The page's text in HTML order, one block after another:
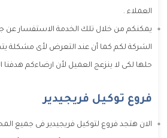
العملاء .
يمكنكم من خلال تلك الخدمة الاستفسار عن
الشركة لكم كما أن عند التعرض لأى مشكلة
حلها لكى لا ينزعج العميل لأن ارضاءكم هدفنا
فروع توكيل فريجيدير
الان هتجد فروع لتوكيل فريجيدير فى جميع